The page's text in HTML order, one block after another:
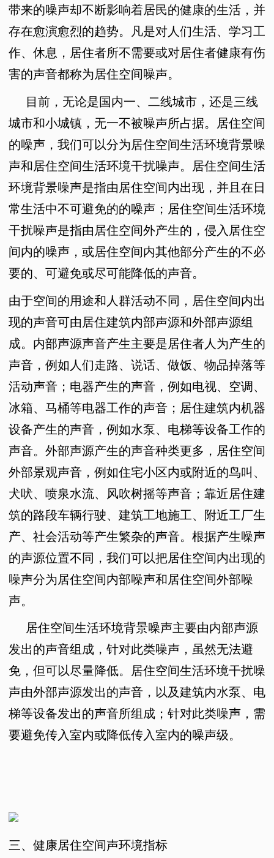
带来的噪声却不断影响着居民的健康的生活，并
存在愈演愈烈的趋势。凡是对人们生活、学习工
作、休息，居住者所不需要或对居住者健康有伤
害的声音都称为居住空间噪声。
目前，无论是国内一、二线城市，还是三线
城市和小城镇，无一不被噪声所占据。居住空间
的噪声，我们可以分为居住空间生活环境背景噪
声和居住空间生活环境干扰噪声。居住空间生活
环境背景噪声是指由居住空间内出现，并且在日
常生活中不可避免的的噪声；居住空间生活环境
干扰噪声是指由居住空间外产生的，侵入居住空
间内的噪声，或居住空间内其他部分产生的不必
要的、可避免或尽可能降低的声音。
由于空间的用途和人群活动不同，居住空间内出
现的声音可由居住建筑内部声源和外部声源组
成。内部声源声音产生主要是居住者人为产生的
声音，例如人们走路、说话、做饭、物品掉落等
活动声音；电器产生的声音，例如电视、空调、
冰箱、马桶等电器工作的声音；居住建筑内机器
设备产生的声音，例如水泵、电梯等设备工作的
声音。外部声源产生的声音种类更多，居住空间
外部景观声音，例如住宅小区内或附近的鸟叫、
犬吠、喷泉水流、风吹树摇等声音；靠近居住建
筑的路段车辆行驶、建筑工地施工、附近工厂生
产、社会活动等产生繁杂的声音。根据产生噪声
的声源位置不同，我们可以把居住空间内出现的
噪声分为居住空间内部噪声和居住空间外部噪
声。
居住空间生活环境背景噪声主要由内部声源
发出的声音组成，针对此类噪声，虽然无法避
免，但可以尽量降低。居住空间生活环境干扰噪
声由外部声源发出的声音，以及建筑内水泵、电
梯等设备发出的声音所组成；针对此类噪声，需
要避免传入室内或降低传入室内的噪声级。
三、健康居住空间声环境指标